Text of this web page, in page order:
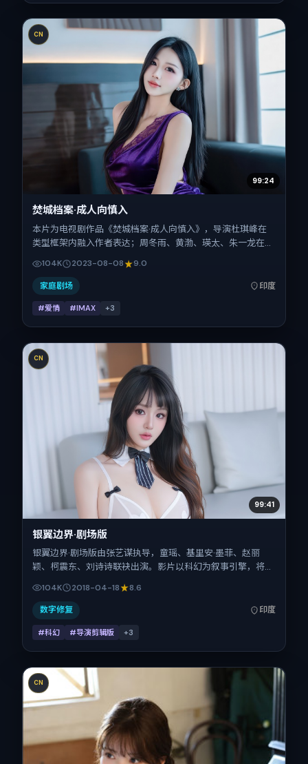
CN
99:24
焚城档案·成人向慎入
本片为电视剧作品《焚城档案·成人向慎入》，导演杜琪峰在
类型框架内融入作者表达；周冬雨、黄渤、瑛太、朱一龙在片
印度。上映时间 2023年8月8日（公映登记日 2023-08-
08），全片135分钟，节奏张弛有度。
104K 2023-08-08 9.0
家庭剧场 印度
#爱情 #IMAX +3
CN
99:41
银翼边界·剧场版
银翼边界·剧场版由张艺谋执导，童瑶、基里安·墨菲、赵丽
颖、柯震东、刘诗诗联袂出演。影片以科幻为叙事引擎，将故
事锚定在印度，借当代中国的现实肌理推进人物抉择与反转。
2018年4月18日于印度首映（春季档），片长111分钟，适合喜
欢强情节与细腻表演的观众。
104K 2018-04-18 8.6
数字修复 印度
#科幻 #导演剪辑版 +3
CN